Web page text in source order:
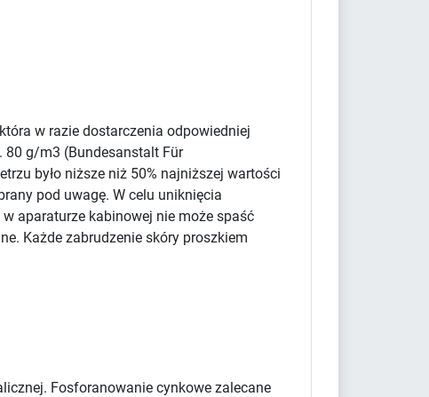
w razie dostarczenia odpowiedniej
80 g/m3 (Bundesanstalt Für
było niższe niż 50% najniższej wartości
pod uwagę. W celu uniknięcia
aparaturze kabinowej nie może spaść
Każde zabrudzenie skóry proszkiem
Fosforanowanie cynkowe zalecane